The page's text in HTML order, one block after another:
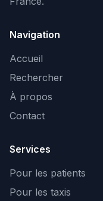
Navigation
Accueil
Rechercher
À propos
Contact
Services
Pour les patients
Pour les taxis